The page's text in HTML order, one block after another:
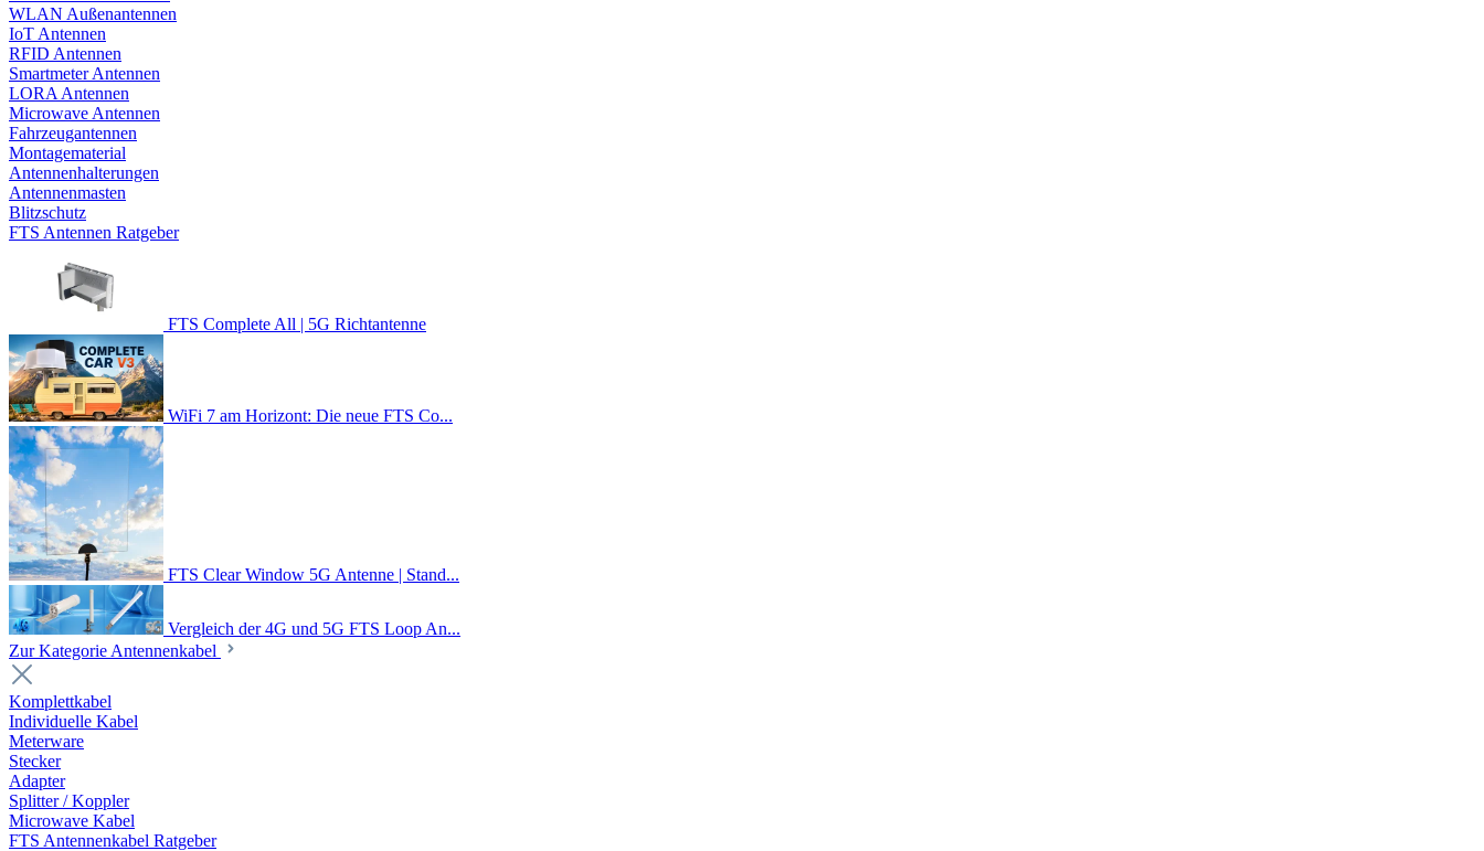
WLAN Außenantennen
IoT Antennen
RFID Antennen
Smartmeter Antennen
LORA Antennen
Microwave Antennen
Fahrzeugantennen
Montagematerial
Antennenhalterungen
Antennenmasten
Blitzschutz
FTS Antennen Ratgeber
FTS Complete All | 5G Richtantenne
WiFi 7 am Horizont: Die neue FTS Co...
FTS Clear Window 5G Antenne | Stand...
Vergleich der 4G und 5G FTS Loop An...
Zur Kategorie Antennenkabel
Komplettkabel
Individuelle Kabel
Meterware
Stecker
Adapter
Splitter / Koppler
Microwave Kabel
FTS Antennenkabel Ratgeber